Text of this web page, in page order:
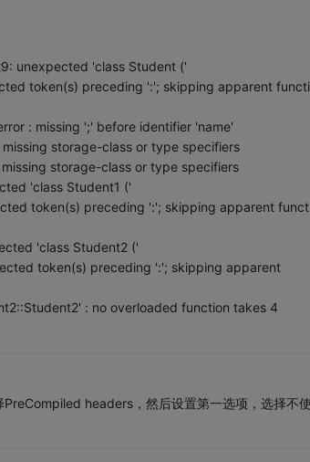
unexpected 'class Student ('
token(s) preceding ':'; skipping apparent
: missing ';' before identifier 'name'
storage-class or type specifiers
storage-class or type specifiers
'class Student1 ('
token(s) preceding ':'; skipping apparent
'class Student2 ('
token(s) preceding ':'; skipping apparent
: no overloaded function takes 4
headers，然后设置第一选项，选择不